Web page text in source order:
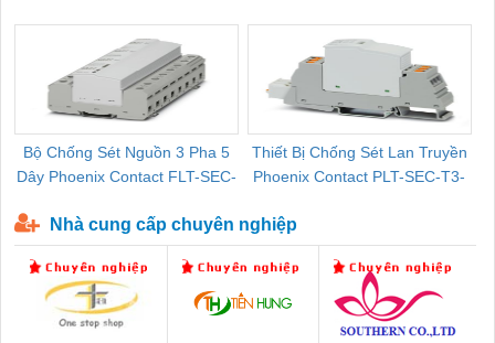
Bộ Chống Sét Nguồn 3 Pha 5
Dây Phoenix Contact FLT-SEC-
Thiết Bị Chống Sét Lan Truyền
Phoenix Contact PLT-SEC-T3-
Nhà cung cấp chuyên nghiệp